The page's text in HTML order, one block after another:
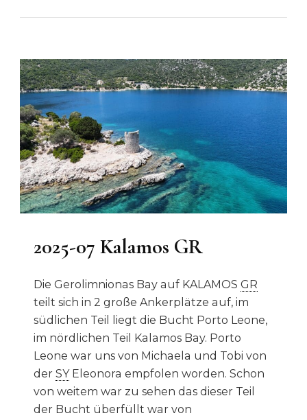
2025-07 Kalamos GR
Die Gerolimnionas Bay auf KALAMOS GR
teilt sich in 2 große Ankerplätze auf, im
südlichen Teil liegt die Bucht Porto Leone,
im nördlichen Teil Kalamos Bay. Porto
Leone war uns von Michaela und Tobi von
der SYEleonora empfolen worden. Schon
von weitem war zu sehen das dieser Teil
der Bucht überfüllt war von